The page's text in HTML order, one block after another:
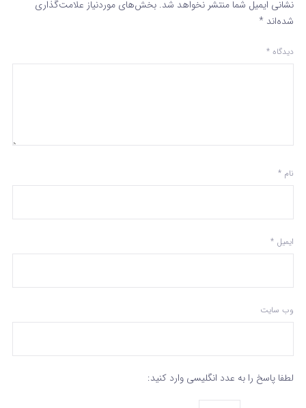
نشانی ایمیل شما منتشر نخواهد شد. بخش‌های موردنیاز علامت‌گذاری
شده‌اند *
دیدگاه *
نام *
ایمیل *
وب‌ سایت
لطفا پاسخ را به عدد انگلیسی وارد کنید: